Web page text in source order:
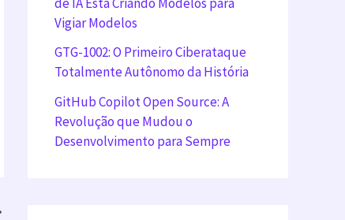
Vigiar Modelos
GTG-1002: O Primeiro Ciberataque
Totalmente Autônomo da História
GitHub Copilot Open Source: A
Revolução que Mudou o
Desenvolvimento para Sempre